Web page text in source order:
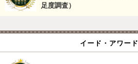
足度調査）
イード・アワード